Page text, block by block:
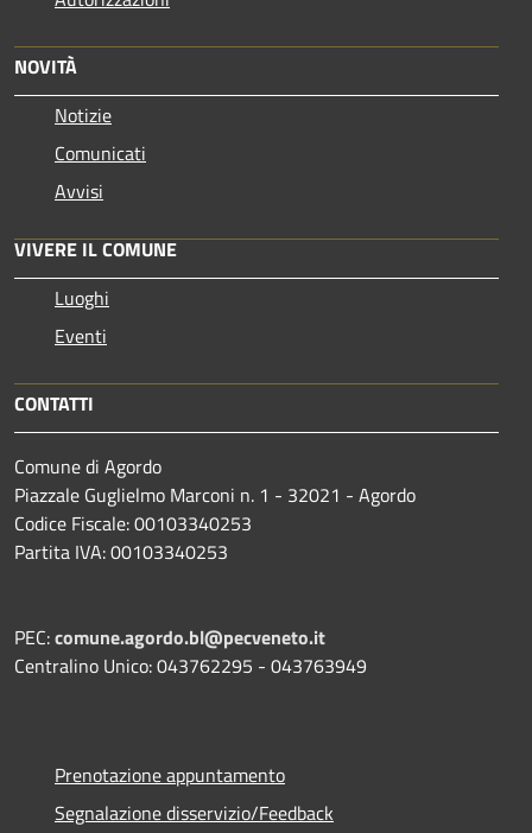
NOVITÀ
Notizie
Comunicati
Avvisi
VIVERE IL COMUNE
Luoghi
Eventi
CONTATTI
Comune di Agordo
Piazzale Guglielmo Marconi n. 1 - 32021 - Agordo
Codice Fiscale: 00103340253
Partita IVA: 00103340253
PEC:comune.agordo.bl@pecveneto.it
Centralino Unico: 043762295 - 043763949
Prenotazione appuntamento
Segnalazione disservizio/Feedback